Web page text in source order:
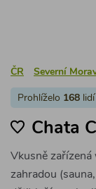
ČR Severní
Prohlíželo 168 lidí
Chata
Vkusně zařízená
zahradou